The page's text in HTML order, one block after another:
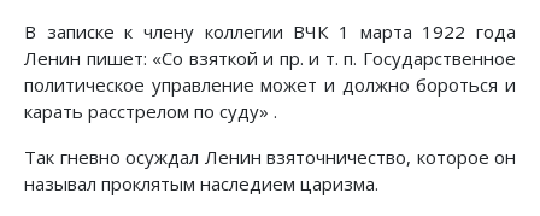
В записке к члену коллегии ВЧК 1 марта 1922 года
Ленин пишет: «Со взяткой и пр. и т. п. Государственное
политическое управление может и должно бороться и
карать расстрелом по суду» .
Так гневно осуждал Ленин взяточничество, которое он
называл проклятым наследием царизма.